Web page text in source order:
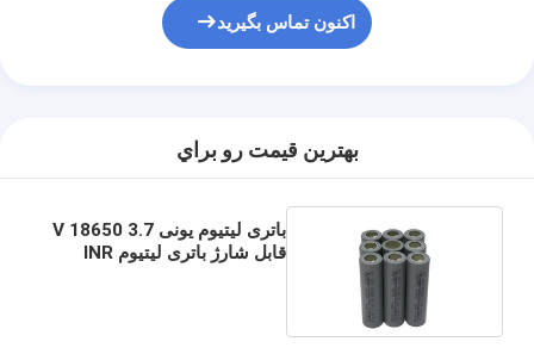
اکنون تماس بگیرید
بهترين قيمت رو براي
باتری لیتیوم یونی 3.7 V 18650
قابل شارژ باتری لیتیوم INR